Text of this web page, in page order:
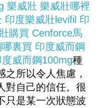
樂威壯 樂威壯哪裡
印度樂威壯levifil 印
購買 Cenforce馬
裏買 印度威而鋼
度威而鋼100mg種
所以令人焦慮，
對自己的信任。很
只是某一次狀態波